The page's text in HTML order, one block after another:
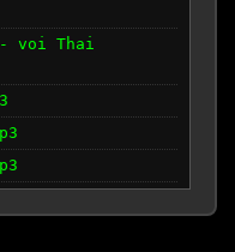
- voi Thai